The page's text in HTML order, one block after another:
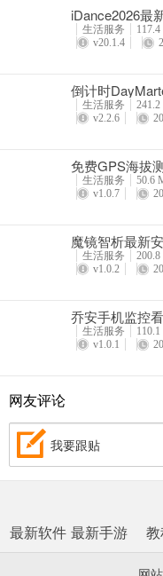
iDance2026最
生活服务
v20.1.4
倒计时
生活服务
v2.2.6
免费GPS海拔
生活服务
50.6
v1.0.7
魔镜智析最新
生活服务
v1.0.2
乔安手机监控
生活服务
v1.0.1
网友评论
我要跟贴
最新软件 最新手游